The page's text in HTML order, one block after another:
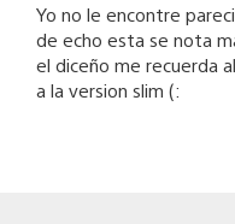
Yo no le encontre
de echo esta se nota
el diceño me recuerda
a la version slim (: